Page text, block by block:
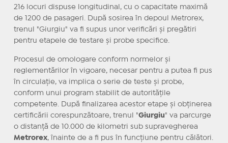
216 locuri dispuse longitudinal, cu o capacitate maximă
de 1200 de pasageri. După sosirea în depoul Metrorex,
trenul "Giurgiu" va fi supus unor verificări și pregătiri
pentru etapele de testare și probe specifice.
Procesul de omologare conform normelor și
reglementărilor în vigoare, necesar pentru a putea fi pus
în circulație, va implica o serie de teste și probe,
conform unui program stabilit de autoritățile
competente. După finalizarea acestor etape și obținerea
certificării corespunzătoare, trenul "Giurgiu " va parcurge
o distanță de 10.000 de kilometri sub supravegherea
Metrorex, înainte de a fi pus în funcțiune pentru călători.